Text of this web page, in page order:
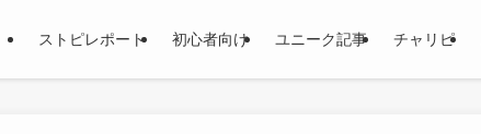
ストピレポート 初心者向け ユニーク記事 チャリピ